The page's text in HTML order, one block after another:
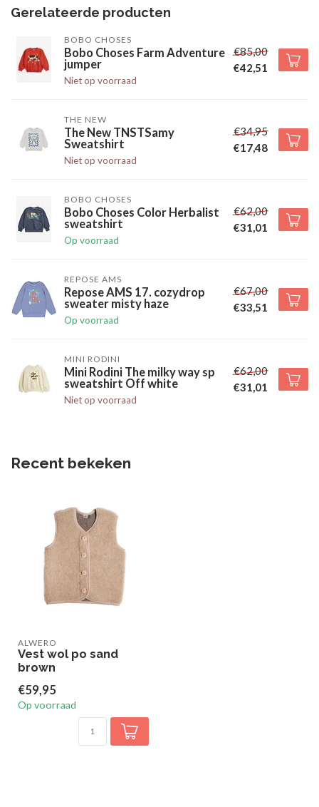
Gerelateerde producten
BOBO CHOSES
Bobo Choses Farm Adventure
jumper
Niet op voorraad
€85,00
€42,51
THE NEW
The New TNSTSamy
Sweatshirt
Niet op voorraad
€34,95
€17,48
BOBO CHOSES
Bobo Choses Color Herbalist
sweatshirt
Op voorraad
€62,00
€31,01
REPOSE AMS
Repose AMS 17. cozydrop
sweater misty haze
Op voorraad
€67,00
€33,51
MINI RODINI
Mini Rodini The milky way sp
sweatshirt Off white
Niet op voorraad
€62,00
€31,01
Recent bekeken
ALWERO
Vest wol po sand
brown
€59,95
Op voorraad